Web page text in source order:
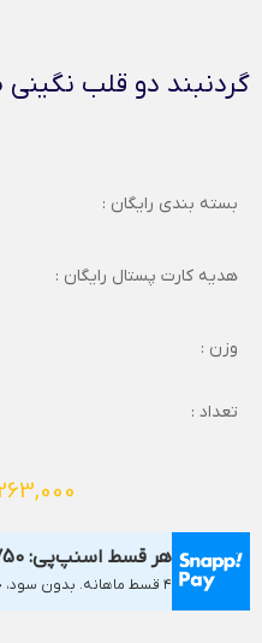
گردنبند دو قلب نگینی
بسته بندی رایگان :
هدیه کارت پستال رایگان :
وزن :
تعداد :
هر قسط اسنپ‌پی:
۴ قسط ماهانه. بدون سود، چک و ضامن.